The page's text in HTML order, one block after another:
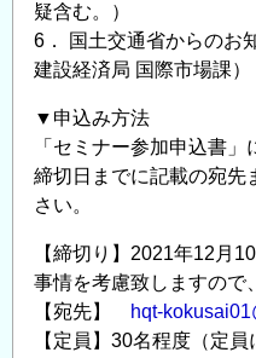
疑含む。）
6． 国土交通省からのお
建設経済局 国際市場課）
▼申込み方法
「セミナー参加申込書
締切日までに記載の宛先
さい。
【締切り】2021年12
事情を考慮致しますので
【宛先】
hqt-
【定員】30名程度（定